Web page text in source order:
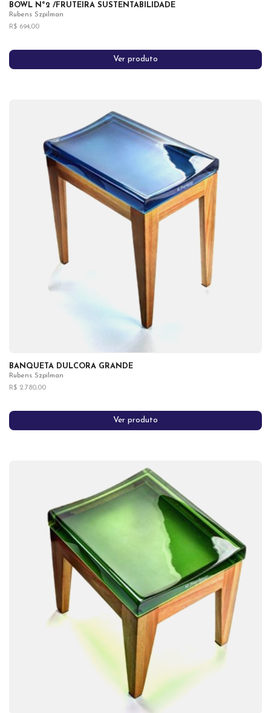
BOWL Nº2 /FRUTEIRA SUSTENTABILIDADE
Rubens Szpilman
R$ 694,00
Ver produto
BANQUETA DULCORA GRANDE
Rubens Szpilman
R$ 2.780,00
Ver produto